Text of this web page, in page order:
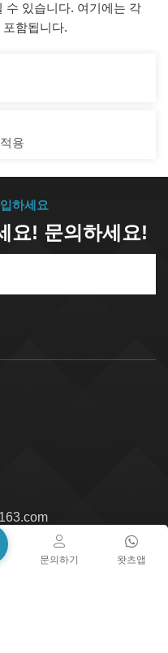
수 있습니다. 여기에는 각
함됩니다.
용
하세요
요! 문의하세요!
Chuanbu Industrial
Province
왓츠앱
문의하기